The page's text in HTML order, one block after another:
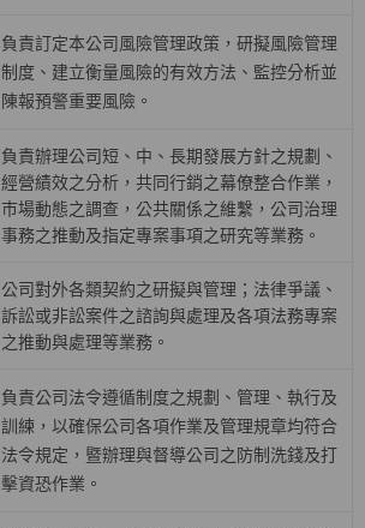
負責訂定本公司風險管理政策，研擬風險管理
制度、建立衡量風險的有效方法、監控分析並
陳報預警重要風險。
負責辦理公司短、中、長期發展方針之規劃、
經營績效之分析，共同行銷之幕僚整合作業，
巿場動態之調查，公共關係之維繫，公司治理
事務之推動及指定專案事項之研究等業務。
公司對外各類契約之研擬與管理；法律爭議、
訴訟或非訟案件之諮詢與處理及各項法務專案
之推動與處理等業務。
負責公司法令遵循制度之規劃、管理、執行及
訓練，以確保公司各項作業及管理規章均符合
法令規定，暨辦理與督導公司之防制洗錢及打
擊資恐作業。